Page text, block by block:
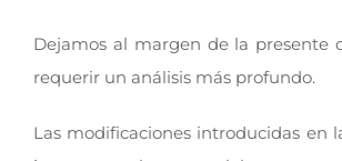
Dejamos al margen de la presente
requerir un análisis más profundo.
Las modificaciones introducidas en